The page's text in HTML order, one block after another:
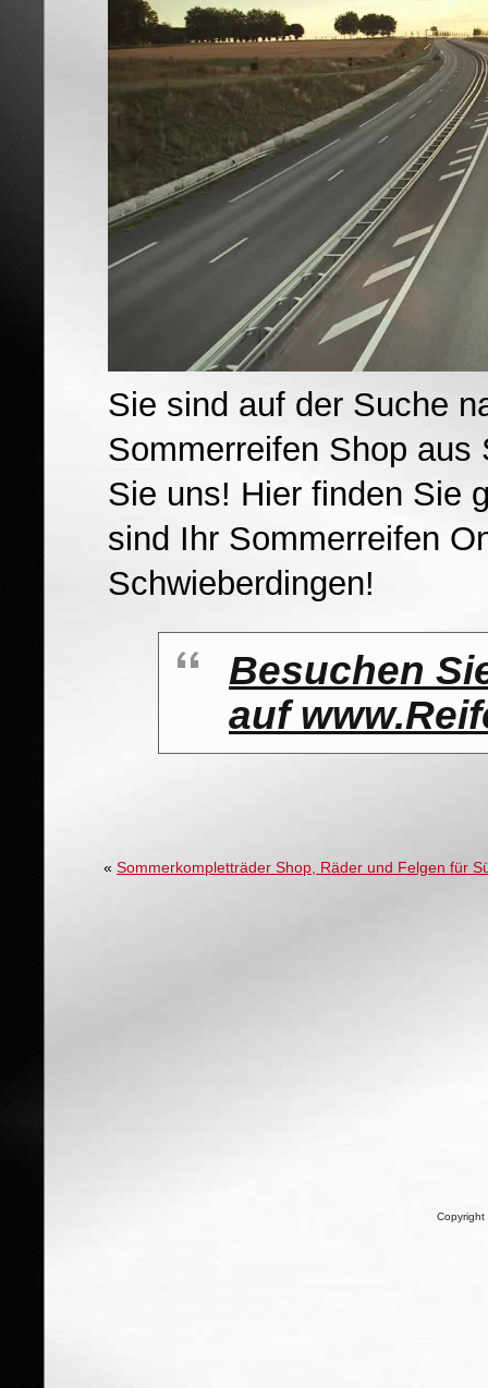
Sie sind auf der Suche
Sommerreifen Shop aus
Sie uns! Hier finden Sie
sind Ihr Sommerreifen
Schwieberdingen!
Besuchen
auf
« Sommerkompletträder Shop, Räder und Felgen für
Copyright